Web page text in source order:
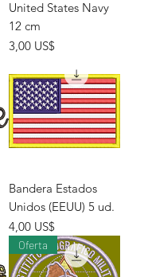
United States Navy
12 cm
Precio
3,00 US$
Bandera Estados
Unidos (EEUU) 5 ud.
Precio
4,00 US$
Oferta